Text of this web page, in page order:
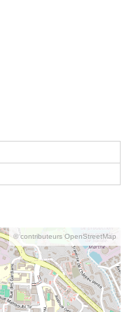
© contributeurs OpenStreetMap